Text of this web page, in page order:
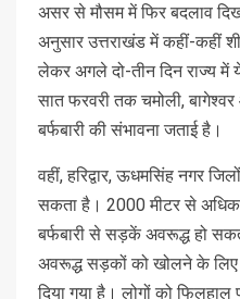
असर से मौसम में फिर बदलाव
अनुसार उत्तराखंड में कहीं-कहीं
लेकर अगले दो-तीन दिन राज्य में
सात फरवरी तक चमोली, बागेश्वर
बर्फबारी की संभावना जताई है।
वहीं, हरिद्वार, ऊधमसिंह नगर
सकता है। 2000 मीटर से अधिक
बर्फबारी से सड़कें अवरूद्ध हो
अवरूद्ध सड़कों को खोलने के
दिया गया है। लोगों को फिलहाल